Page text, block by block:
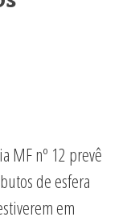
MF nº 12 prevê
de esfera
em